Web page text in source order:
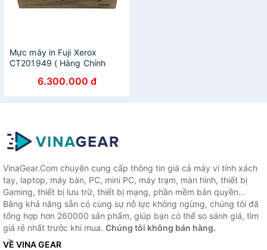
Mực máy in Fuji Xerox
CT201949 ( Hàng Chính
6.300.000 đ
VinaGear.Com chuyên cung cấp thông tin giá cả máy vi tính xách
tay, laptop, máy bàn, PC, mini PC, máy trạm, màn hình, thiết bị
Gaming, thiết bị lưu trữ, thiết bị mạng, phần mềm bản quyền...
Bằng khả năng sẵn có cùng sự nỗ lực không ngừng, chúng tôi đã
tổng hợp hơn 260000 sản phẩm, giúp bạn có thể so sánh giá, tìm
giá rẻ nhất trước khi mua. Chúng tôi không bán hàng.
VỀ VINA GEAR